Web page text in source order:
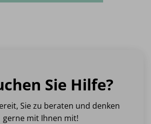
Sie Hilfe?
Sie zu beraten und denken
gerne mit Ihnen mit!